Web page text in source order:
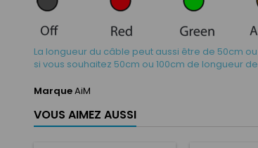
La longueur du câble peut aussi être de 50cm
si vous souhaitez 50cm ou 100cm de longueur
MarqueAiM
VOUS AIMEZ AUSSI